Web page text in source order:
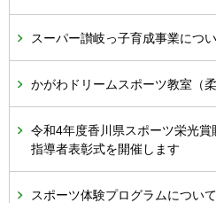
スーパー讃岐っ子育成事業につ
かがわドリームスポーツ教室（
令和4年度香川県スポーツ栄光
指導者表彰式を開催します
スポーツ体験プログラムについて